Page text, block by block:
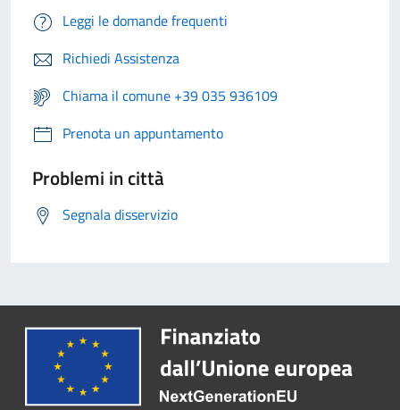
Leggi le domande frequenti
Richiedi Assistenza
Chiama il comune +39 035 936109
Prenota un appuntamento
Problemi in città
Segnala disservizio